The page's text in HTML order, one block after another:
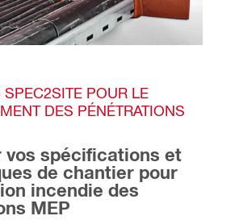
POUR LE
DES PÉNÉTRATIONS
vos spécifications et
de chantier pour
incendie des
MEP